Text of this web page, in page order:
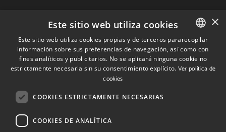
Contacto
Quiénes somos
Cuéntanos tu proyecto
(+34) 848 42 19 42
info@investinnavarra.com
SPANISH
SPANISH
×
Este sitio web utiliza cookies
Este sitio web utiliza cookies propias y de terceros pararecopilar
información sobre sus preferencias de navegación, así como con
fines analíticos y publicitarios. No se aplicará ninguna cookie no
estrictamente necesaria sin su consentimiento explícito. Ver política de
cookies
COOKIES ESTRICTAMENTE NECESARIAS
COOKIES DE ANALÍTICA